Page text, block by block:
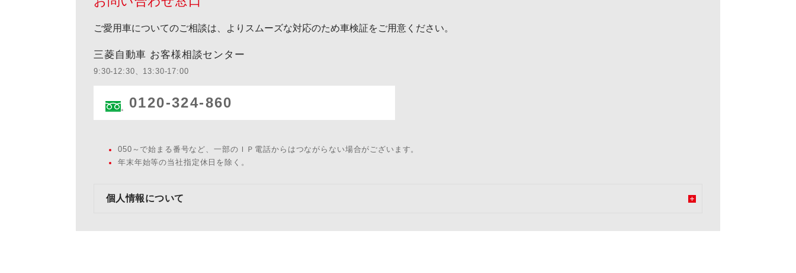
ご愛用車についてのご相談は、よりスムーズな対応のため車検証をご用意ください。
三菱自動車 お客様相談センター
9:30-12:30、13:30-17:00
0120-324-860
050～で始まる番号など、一部のＩＰ電話からはつながらない場合がございます。
年末年始等の当社指定休日を除く。
個人情報について